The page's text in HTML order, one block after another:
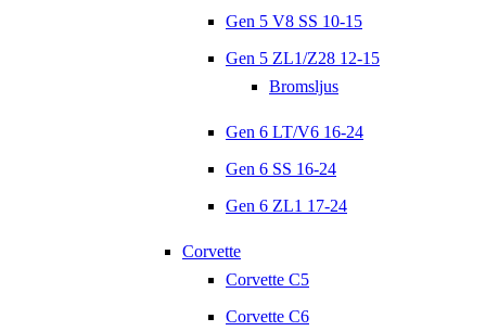
Gen 5 V8 SS 10-15
Gen 5 ZL1/Z28 12-15
Bromsljus
Gen 6 LT/V6 16-24
Gen 6 SS 16-24
Gen 6 ZL1 17-24
Corvette
Corvette C5
Corvette C6